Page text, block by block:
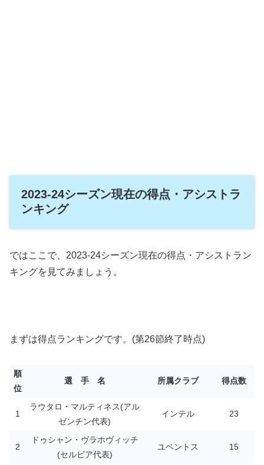
2023-24シーズン現在の得点・アシストラ
ンキング
ではここで、2023-24シーズン現在の得点・アシストラン
キングを見てみましょう。
まずは得点ランキングです。(第26節終了時点)
順
位
選 手 名 所属クラブ 得点数
1
ラウタロ・マルティネス(アル
ゼンチン代表)
インテル 23
2
ドゥシャン・ヴラホヴィッチ
(セルビア代表)
ユベントス 15